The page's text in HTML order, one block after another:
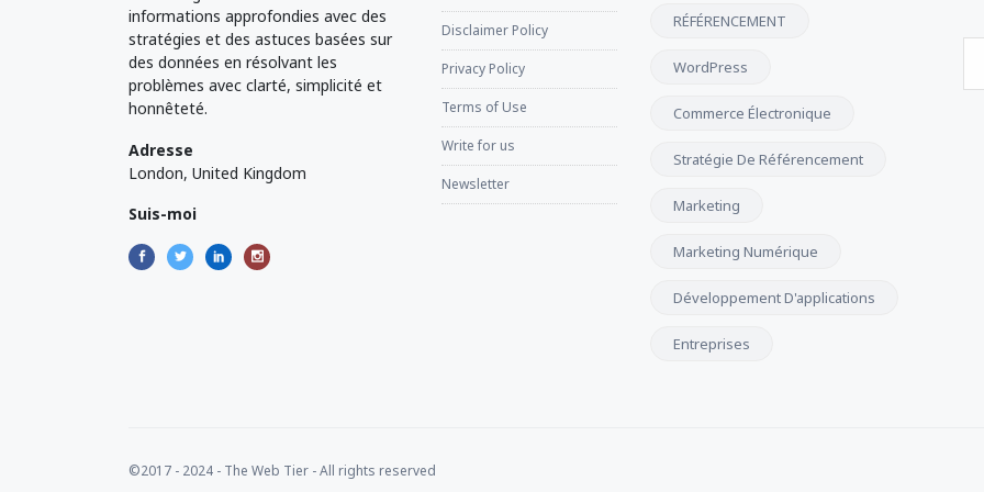
informations approfondies avec des
stratégies et des astuces basées sur
des données en résolvant les
problèmes avec clarté, simplicité et
honnêteté.
Adresse
London, United Kingdom
Suis-moi
Disclaimer Policy
Privacy Policy
Terms of Use
Write for us
Newsletter
RÉFÉRENCEMENT
WordPress
Commerce Électronique
Stratégie De Référencement
Marketing
Marketing Numérique
Développement D'applications
Entreprises
©2017 - 2024 - The Web Tier - All rights reserved